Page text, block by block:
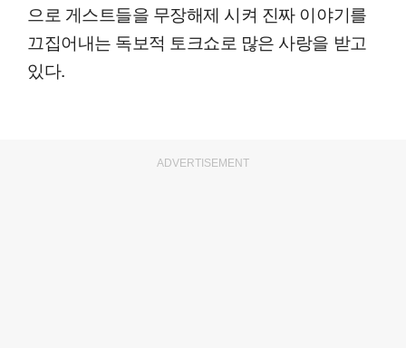
으로 게스트들을 무장해제 시켜 진짜 이야기를
끄집어내는 독보적 토크쇼로 많은 사랑을 받고
있다.
ADVERTISEMENT